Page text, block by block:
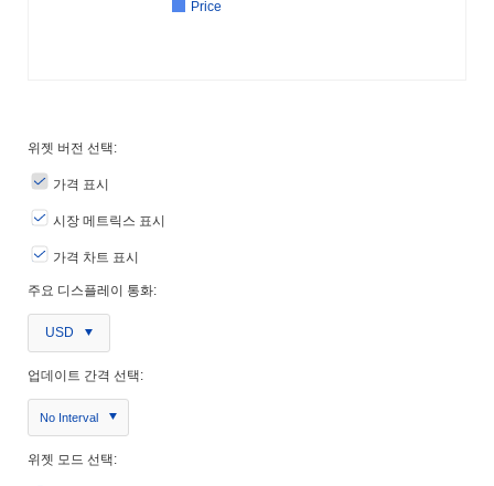
Price
위젯 버전 선택:
가격 표시
시장 메트릭스 표시
가격 차트 표시
주요 디스플레이 통화:
USD
업데이트 간격 선택:
No Interval
위젯 모드 선택: